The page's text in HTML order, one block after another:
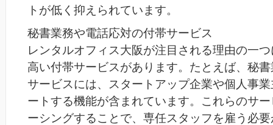
トが低く抑えられています。
秘書業務や電話応対の付帯サービス
レンタルオフィス大阪が注目される理由の一
高い付帯サービスがあります。たとえば、秘
サービスには、スタートアップ企業や個人事
ートする機能が含まれています。これらのサ
ーシングすることで、専任スタッフを雇う必